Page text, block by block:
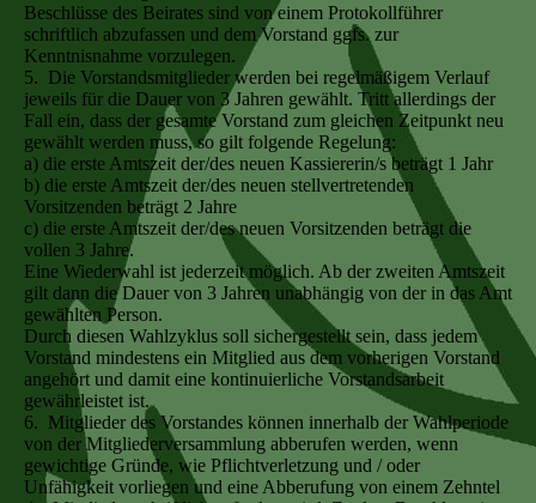
Beschlüsse des Beirates sind von einem Protokollführer
schriftlich abzufassen und dem Vorstand ggfs. zur
Kenntnisnahme vorzulegen.
5. Die Vorstandsmitglieder werden bei regelmäßigem Verlauf
jeweils für die Dauer von 3 Jahren gewählt. Tritt allerdings der
Fall ein, dass der gesamte Vorstand zum gleichen Zeitpunkt neu
gewählt werden muss, so gilt folgende Regelung:
a) die erste Amtszeit der/des neuen Kassiererin/s beträgt 1 Jahr
b) die erste Amtszeit der/des neuen stellvertretenden
Vorsitzenden beträgt 2 Jahre
c) die erste Amtszeit der/des neuen Vorsitzenden beträgt die
vollen 3 Jahre.
Eine Wiederwahl ist jederzeit möglich. Ab der zweiten Amtszeit
gilt dann die Dauer von 3 Jahren unabhängig von der in das Amt
gewählten Person.
Durch diesen Wahlzyklus soll sichergestellt sein, dass jedem
Vorstand mindestens ein Mitglied aus dem vorherigen Vorstand
angehört und damit eine kontinuierliche Vorstandsarbeit
gewährleistet ist.
6. Mitglieder des Vorstandes können innerhalb der Wahlperiode
von der Mitgliederversammlung abberufen werden, wenn
gewichtige Gründe, wie Pflichtverletzung und / oder
Unfähigkeit vorliegen und eine Abberufung von einem Zehntel